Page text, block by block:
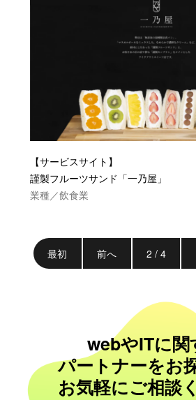
【サービスサイト】
謹製フルーツサンド「一乃屋」
業種／飲食業
2 / 4
最初 前へ
webやITに関
パートナーをお
お気軽にご相談